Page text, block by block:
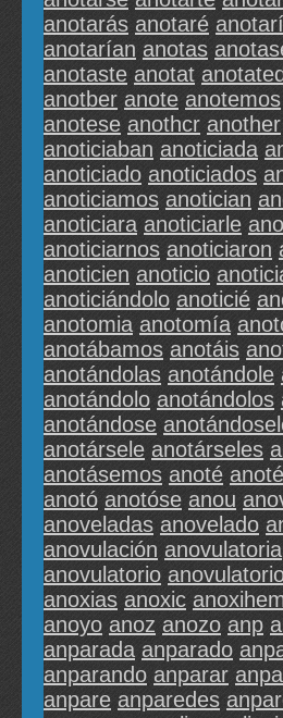
anotarás anotaré
anotarían anotas
anotaste anotat anotated
anotber anote anotemos
anotese anothcr another
anoticiaban anoticiada
anoticiado anoticiados
anoticiamos anotician
anoticiara anoticiarle
anoticiarnos anoticiaron
anoticien anoticio
anoticiándolo anoticié
anotomia anotomía
anotábamos anotáis
anotándolas anotándole
anotándolo anotándolos
anotándose
anotársele anotárseles
anotásemos anoté
anotó anotóse anou
anoveladas anovelado
anovulación anovulatoria
anovulatorio
anoxias anoxic
anoyo anoz anozo anp
anparada anparado
anparando anparar
anpare anparedes